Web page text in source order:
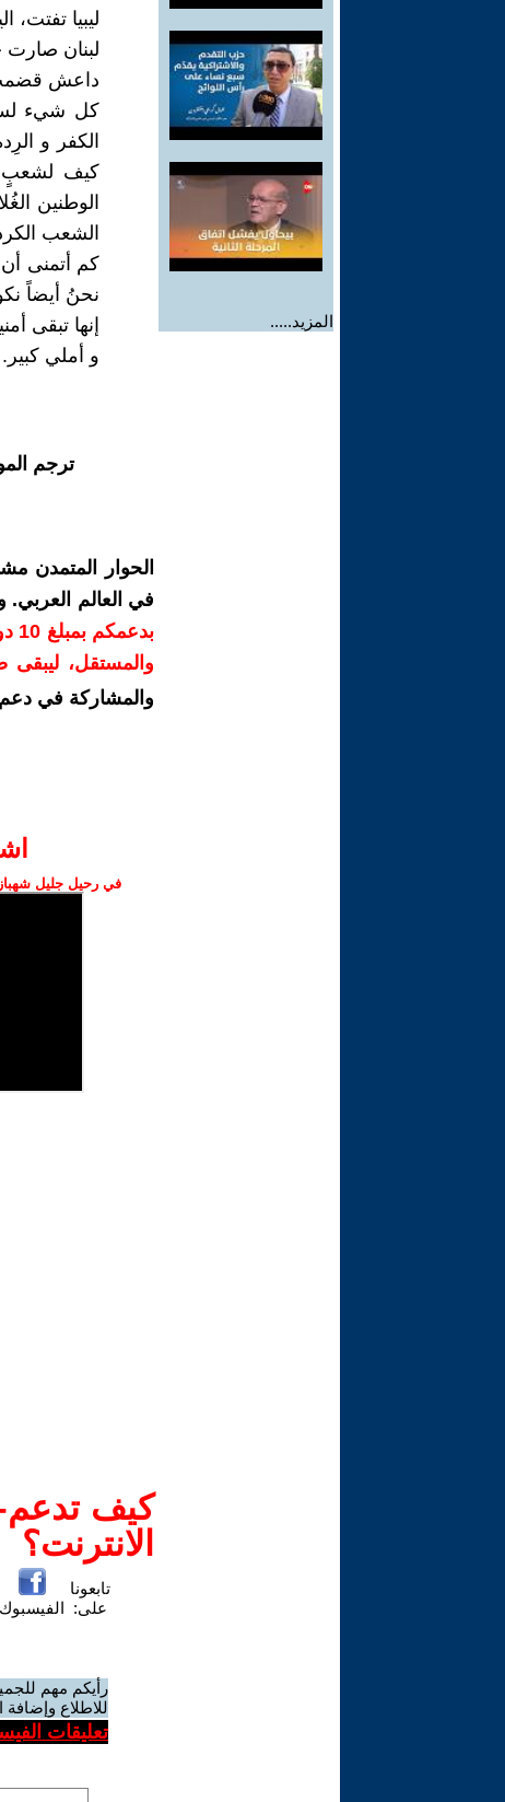
المزيد.....
ليبيا
لبنان
داعش قضمت
كل شيء
الكفر و
كيف لشعبٍ
الوطنين
الشعب
كم أتمنى أن
نحنُ أيضاً
إنها تبقى
و أملي كبير.
ترجم
الحوار المتمدن
في العالم
والمستقل، ليبقى
والمشاركة في
في رحيل جليل
كيف تدعم-
الانترنت؟
تابعونا
على: الفيسبوك
رأيكم مهم
للاطلاع
تعليقات